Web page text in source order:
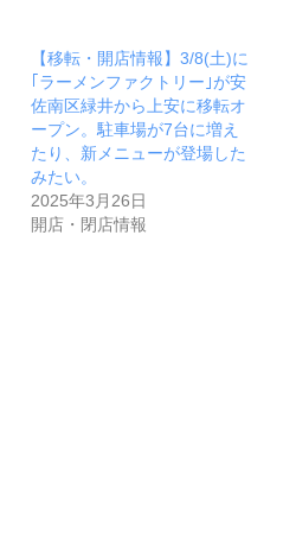
【移転・開店情報】3/8(土)に
｢ラーメンファクトリー｣が安
佐南区緑井から上安に移転オ
ープン。駐車場が7台に増え
たり、新メニューが登場した
みたい。
2025年3月26日
開店・閉店情報